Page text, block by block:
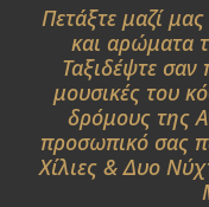
Πετάξτε μαζί
και αρώματα
Ταξιδέψτε σαν
μουσικές του
δρόμους της
προσωπικό σας
Χίλιες & Δυο